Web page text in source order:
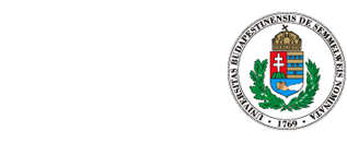
Erzsébet"
DSpace/